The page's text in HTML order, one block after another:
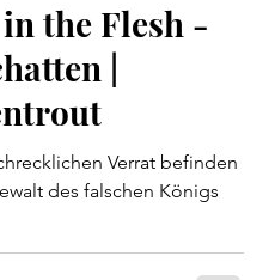
the Flesh -
|
Verrat befinden
des falschen Königs